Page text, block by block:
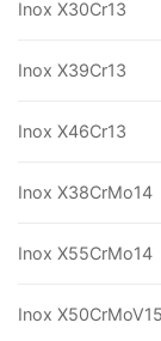
Inox X30Cr13
Inox X39Cr13
Inox X46Cr13
Inox X38CrMo14
Inox X55CrMo14
Inox X50CrMoV15